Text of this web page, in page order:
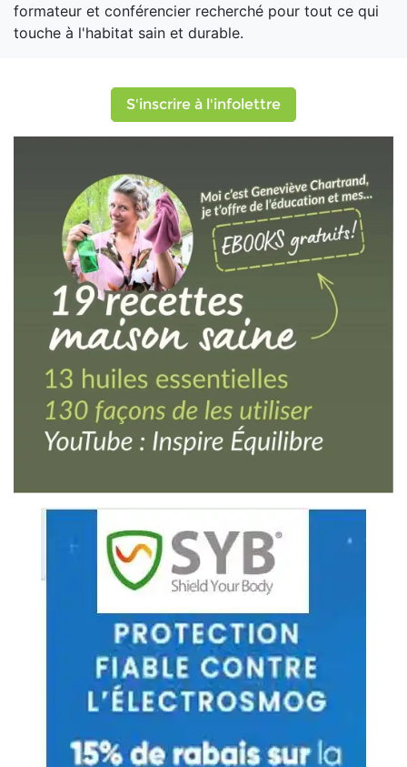
formateur et conférencier recherché pour tout ce qui
touche à l'habitat sain et durable.
S'inscrire à l'infolettre